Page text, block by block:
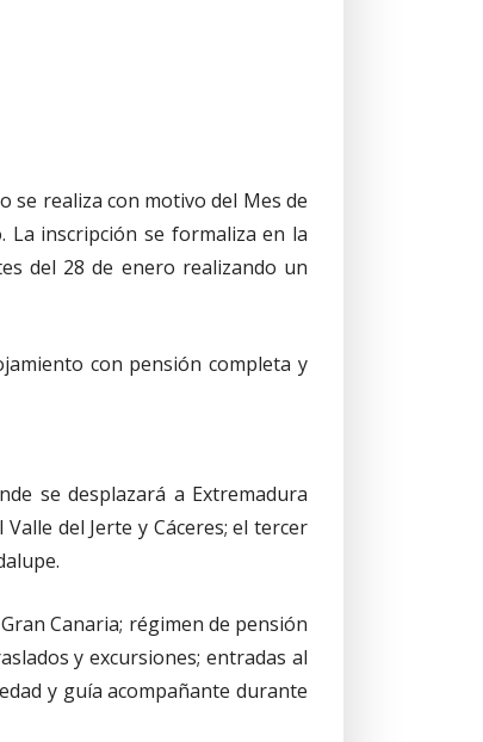
se realiza con motivo del Mes de
La inscripción se formaliza en la
del 28 de enero realizando un
con pensión completa y
se desplazará a Extremadura
del Jerte y Cáceres; el tercer
Canaria; régimen de pensión
y excursiones; entradas al
y guía acompañante durante